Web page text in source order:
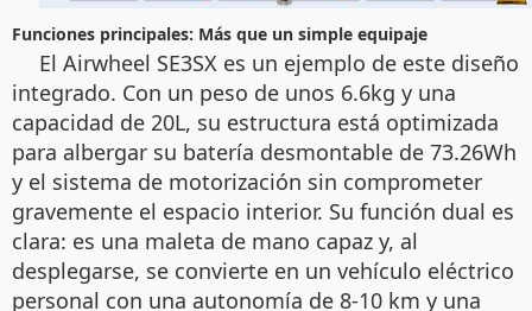
Funciones principales: Más que un simple equipaje
El Airwheel SE3SX es un ejemplo de este diseño
integrado. Con un peso de unos 6.6kg y una
capacidad de 20L, su estructura está optimizada
para albergar su batería desmontable de 73.26Wh
y el sistema de motorización sin comprometer
gravemente el espacio interior. Su función dual es
clara: es una maleta de mano capaz y, al
desplegarse, se convierte en un vehículo eléctrico
personal con una autonomía de 8-10 km y una